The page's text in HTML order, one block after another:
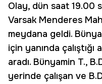
Olay, dün saat 19.00
Varsak Menderes
meydana geldi.
için yanında
aradı. Bünyamin T.,
yerinde çalışan ve